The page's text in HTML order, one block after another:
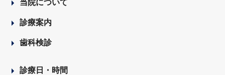
当院について
診療案内
歯科検診
診療日・時間